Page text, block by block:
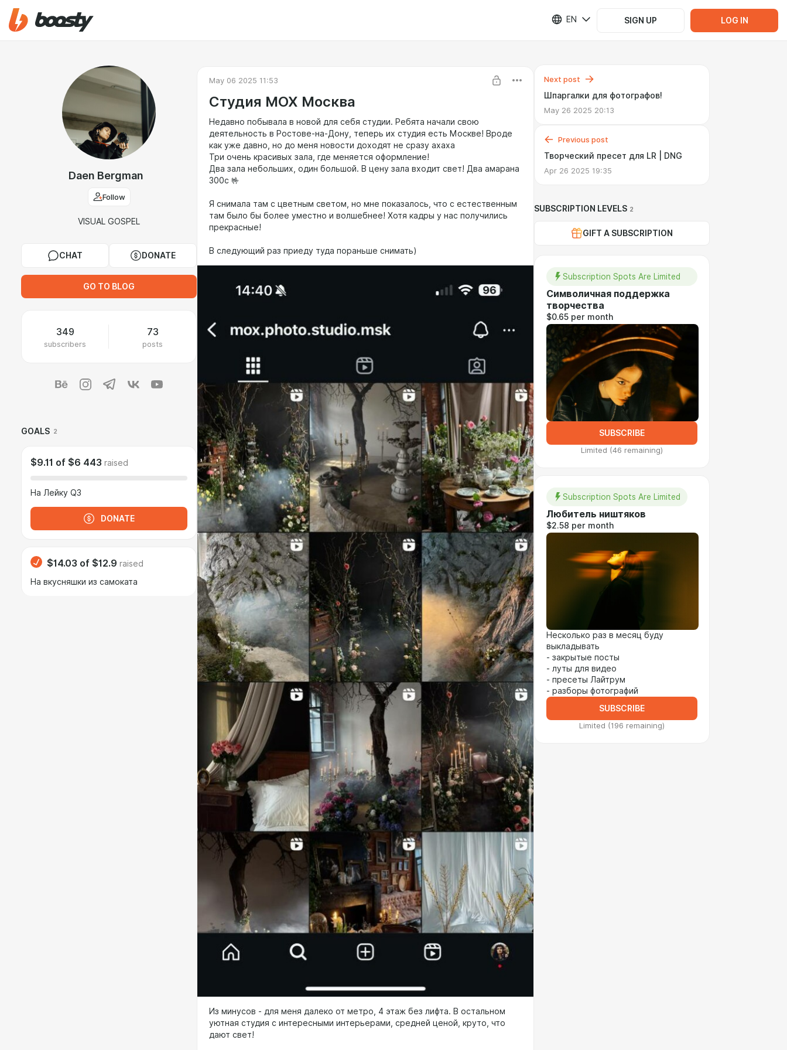
EN SIGN UP LOG IN
Daen Bergman
Follow
VISUAL GOSPEL
CHAT DONATE
GO TO BLOG
349
subscribers
73
posts
GOALS 2
$9.11 of $6 443 raised
На Лейку Q3
DONATE
$14.03 of $12.9 raised
На вкусняшки из самоката
May 06 2025 11:53
Студия МОХ Москва
Недавно побывала в новой для себя студии. Ребята начали свою
деятельность в Ростове-на-Дону, теперь их студия есть Москве! Вроде
как уже давно, но до меня новости доходят не сразу ахаха
Три очень красивых зала, где меняется оформление!
Два зала небольших, один большой. В цену зала входит свет! Два амарана
300с 🤟
Я снимала там с цветным светом, но мне показалось, что с естественным
там было бы более уместно и волшебнее! Хотя кадры у нас получились
прекрасные!
В следующий раз приеду туда пораньше снимать)
Из минусов - для меня далеко от метро, 4 этаж без лифта. В остальном
уютная студия с интересными интерьерами, средней ценой, круто, что
дают свет!
Next post
Шпаргалки для фотографов!
May 26 2025 20:13
Previous post
Творческий пресет для LR | DNG
Apr 26 2025 19:35
SUBSCRIPTION LEVELS 2
GIFT A SUBSCRIPTION
Subscription Spots Are Limited
Символичная поддержка
творчества
$0.65 per month
SUBSCRIBE
Limited (46 remaining)
Subscription Spots Are Limited
Любитель ништяков
$2.58 per month
Несколько раз в месяц буду
выкладывать
- закрытые посты
- луты для видео
- пресеты Лайтрум
- разборы фотографий
SUBSCRIBE
Limited (196 remaining)